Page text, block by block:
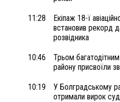
11:28
Екіпаж 18-ї
встановив рекорд
розвідника
10:46
Трьом
району присвоїли
10:19
У Болградському
отримали вирок